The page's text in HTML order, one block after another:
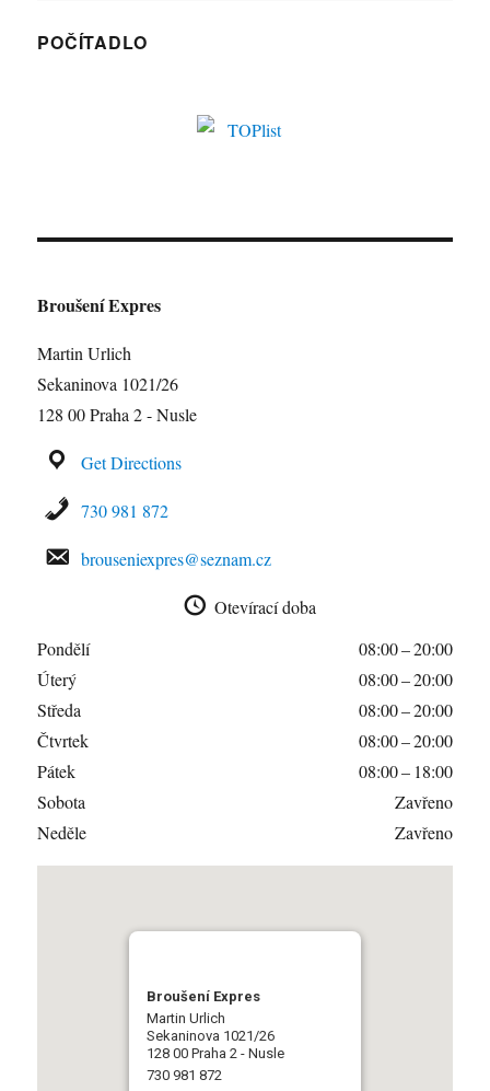
POČÍTADLO
Broušení Expres
Martin Urlich
Sekaninova 1021/26
128 00 Praha 2 - Nusle
Get Directions
730 981 872
brouseniexpres@seznam.cz
Otevírací doba
Pondělí
08:00 – 20:00
Úterý
08:00 – 20:00
Středa
08:00 – 20:00
Čtvrtek
08:00 – 20:00
Pátek
08:00 – 18:00
Sobota
Zavřeno
Neděle
Zavřeno
Broušení Expres
Martin Urlich
Sekaninova 1021/26
128 00 Praha 2 - Nusle
730 981 872